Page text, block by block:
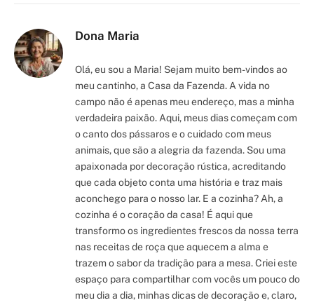
Dona Maria
Olá, eu sou a Maria! Sejam muito bem-vindos ao
meu cantinho, a Casa da Fazenda. A vida no
campo não é apenas meu endereço, mas a minha
verdadeira paixão. Aqui, meus dias começam com
o canto dos pássaros e o cuidado com meus
animais, que são a alegria da fazenda. Sou uma
apaixonada por decoração rústica, acreditando
que cada objeto conta uma história e traz mais
aconchego para o nosso lar. E a cozinha? Ah, a
cozinha é o coração da casa! É aqui que
transformo os ingredientes frescos da nossa terra
nas receitas de roça que aquecem a alma e
trazem o sabor da tradição para a mesa. Criei este
espaço para compartilhar com vocês um pouco do
meu dia a dia, minhas dicas de decoração e, claro,